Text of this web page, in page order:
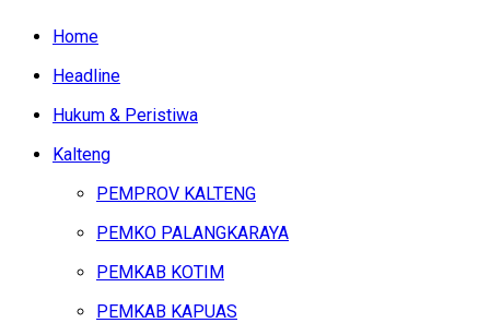
Home
Headline
Hukum & Peristiwa
Kalteng
PEMPROV KALTENG
PEMKO PALANGKARAYA
PEMKAB KOTIM
PEMKAB KAPUAS